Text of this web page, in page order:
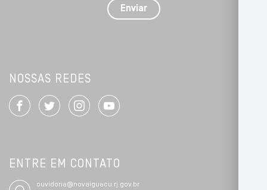
Enviar
NOSSAS REDES
ENTRE EM CONTATO
ouvidoria@novaiguacu.rj.gov.br